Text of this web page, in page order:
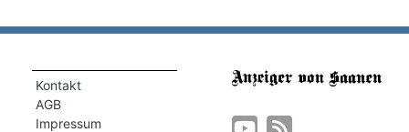
Kontakt
AGB
Impressum